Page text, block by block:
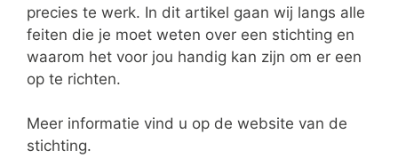
precies te werk. In dit artikel gaan wij langs alle
feiten die je moet weten over een stichting en
waarom het voor jou handig kan zijn om er een
op te richten.
Meer informatie vind u op de website van de
stichting.